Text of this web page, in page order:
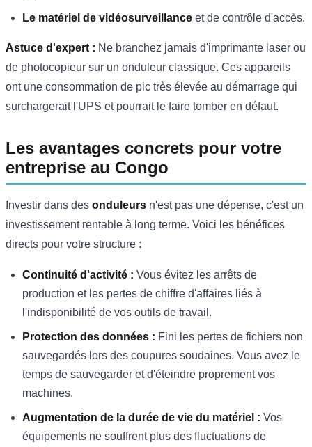
Le matériel de vidéosurveillance et de contrôle d'accès.
Astuce d'expert : Ne branchez jamais d'imprimante laser ou
de photocopieur sur un onduleur classique. Ces appareils
ont une consommation de pic très élevée au démarrage qui
surchargerait l'UPS et pourrait le faire tomber en défaut.
Les avantages concrets pour votre
entreprise au Congo
Investir dans des onduleurs n'est pas une dépense, c'est un
investissement rentable à long terme. Voici les bénéfices
directs pour votre structure :
Continuité d'activité : Vous évitez les arrêts de
production et les pertes de chiffre d'affaires liés à
l'indisponibilité de vos outils de travail.
Protection des données : Fini les pertes de fichiers non
sauvegardés lors des coupures soudaines. Vous avez le
temps de sauvegarder et d'éteindre proprement vos
machines.
Augmentation de la durée de vie du matériel : Vos
équipements ne souffrent plus des fluctuations de